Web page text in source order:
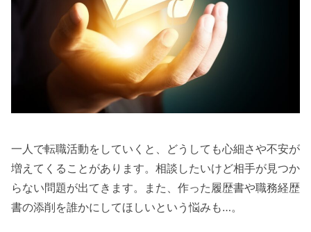
一人で転職活動をしていくと、どうしても心細さや不安が
増えてくることがあります。相談したいけど相手が見つか
らない問題が出てきます。また、作った履歴書や職務経歴
書の添削を誰かにしてほしいという悩みも…。